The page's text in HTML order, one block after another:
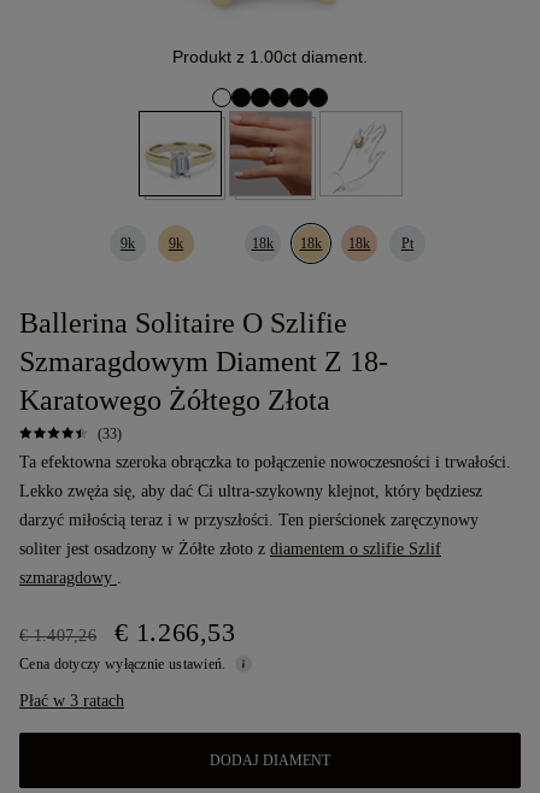
Produkt z 1.00ct diament.
9k 9k 18k 18k 18k Pt
Ballerina Solitaire O Szlifie
Szmaragdowym Diament Z 18-
Karatowego Żółtego Złota
(33)
Ta efektowna szeroka obrączka to połączenie nowoczesności i trwałości.
Lekko zwęża się, aby dać Ci ultra-szykowny klejnot, który będziesz
darzyć miłością teraz i w przyszłości. Ten pierścionek zaręczynowy
soliter jest osadzony w Żółte złoto z diamentem o szlifie Szlif
szmaragdowy .
€ 1.407,26 € 1.266,53
Cena dotyczy wyłącznie ustawień.
Płać w 3 ratach
DODAJ DIAMENT